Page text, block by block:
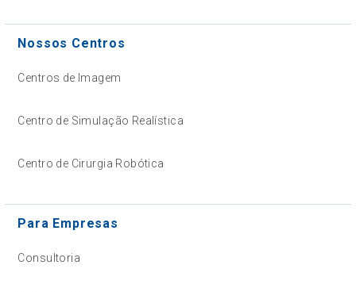
Nossos Centros
Centros de Imagem
Centro de Simulação Realística
Centro de Cirurgia Robótica
Para Empresas
Consultoria